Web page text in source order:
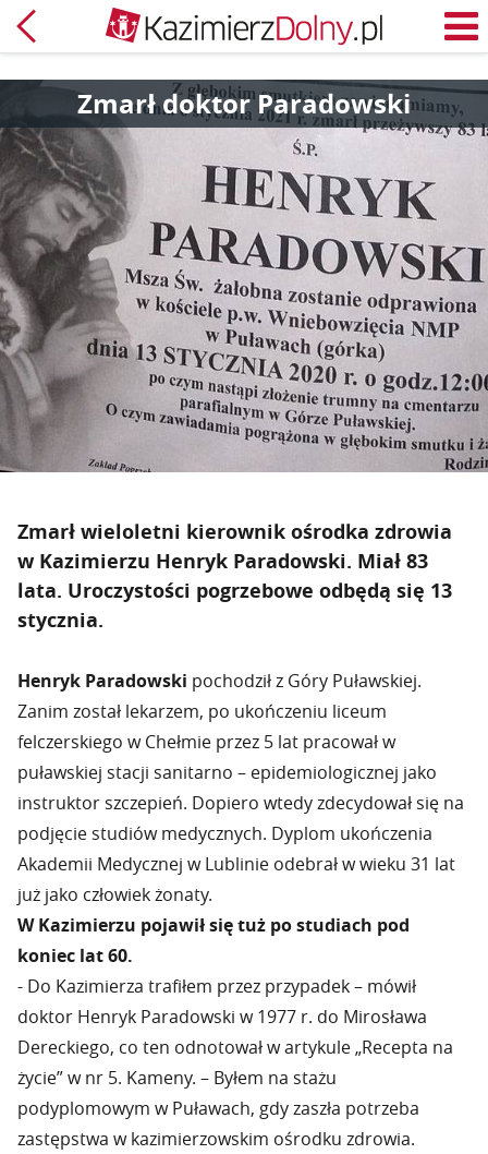
Powrót
Zmarł doktor Paradowski
Zmarł wieloletni kierownik ośrodka zdrowia
w Kazimierzu Henryk Paradowski. Miał 83
lata. Uroczystości pogrzebowe odbędą się 13
stycznia.
Henryk Paradowski pochodził z Góry Puławskiej.
Zanim został lekarzem, po ukończeniu liceum
felczerskiego w Chełmie przez 5 lat pracował w
puławskiej stacji sanitarno – epidemiologicznej jako
instruktor szczepień. Dopiero wtedy zdecydował się na
podjęcie studiów medycznych. Dyplom ukończenia
Akademii Medycznej w Lublinie odebrał w wieku 31 lat
już jako człowiek żonaty.
W Kazimierzu pojawił się tuż po studiach pod
koniec lat 60.
- Do Kazimierza trafiłem przez przypadek – mówił
doktor Henryk Paradowski w 1977 r. do Mirosława
Dereckiego, co ten odnotował w artykule „Recepta na
życie” w nr 5. Kameny. – Byłem na stażu
podyplomowym w Puławach, gdy zaszła potrzeba
zastępstwa w kazimierzowskim ośrodku zdrowia.